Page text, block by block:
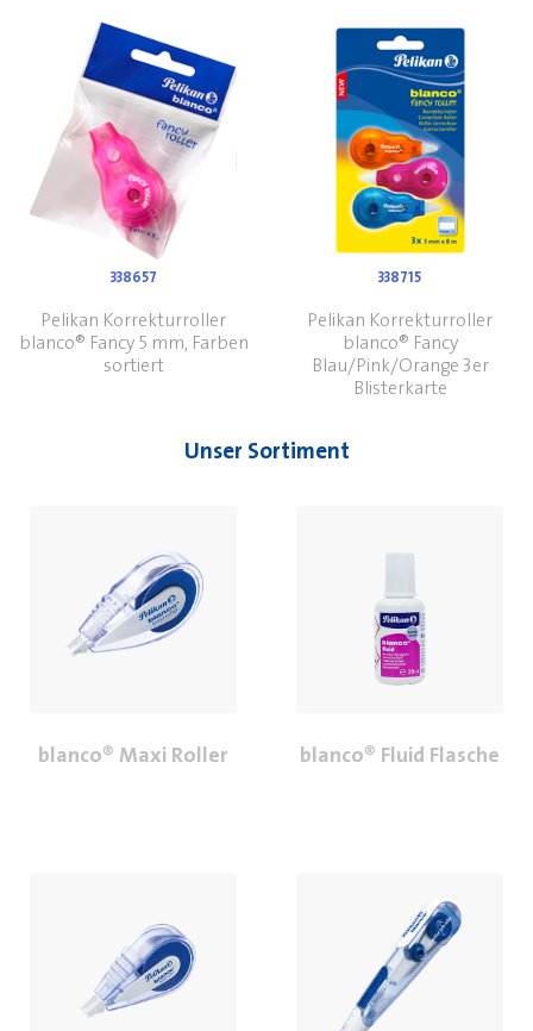
338657
Pelikan Korrekturroller
blanco® Fancy 5 mm, Farben
sortiert
338715
Pelikan Korrekturroller
blanco® Fancy
Blau/Pink/Orange 3er
Blisterkarte
Unser Sortiment
blanco® Maxi Roller blanco® Fluid Flasche